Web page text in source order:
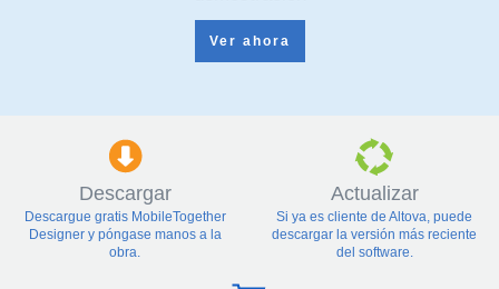
Ver ahora
Descargar
Descargue gratis MobileTogether
Designer y póngase manos a la
obra.
Actualizar
Si ya es cliente de Altova, puede
descargar la versión más reciente
del software.